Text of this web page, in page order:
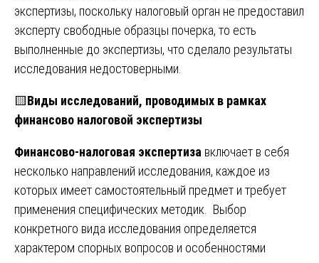
экспертизы, поскольку налоговый орган не предоставил
эксперту свободные образцы почерка, то есть
выполненные до экспертизы, что сделало результаты
исследования недостоверными.
🟨Виды исследований, проводимых в рамках
финансово налоговой экспертизы
Финансово-налоговая экспертиза включает в себя
несколько направлений исследования, каждое из
которых имеет самостоятельный предмет и требует
применения специфических методик. Выбор
конкретного вида исследования определяется
характером спорных вопросов и особенностями